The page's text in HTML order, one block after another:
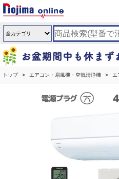
トップ エアコン・扇風機・空気清浄機 エ